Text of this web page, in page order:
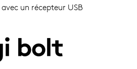
un récepteur USB